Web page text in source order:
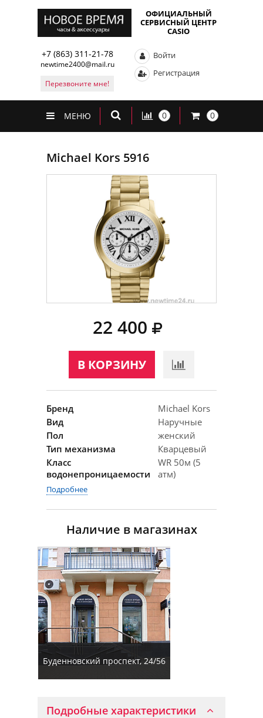
ОФИЦИАЛЬНЫЙ
СЕРВИСНЫЙ ЦЕНТР
CASIO
+7 (863) 311-21-78
newtime2400@mail.ru
Перезвоните мне!
Войти
Регистрация
МЕНЮ 0 0
Michael Kors 5916
22 400
В КОРЗИНУ
Бренд
Michael Kors
Вид
Наручные
Пол
женский
Тип механизма
Кварцевый
Класс
водонепроницаемости
WR 50м (5
атм)
Подробнее
Наличие в магазинах
Буденновский проспект, 24/56
Подробные характеристики